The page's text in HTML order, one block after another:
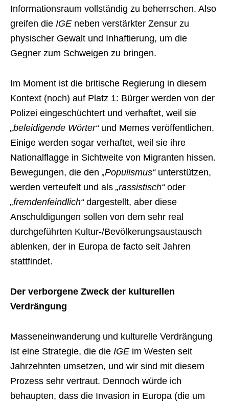
Informationsraum vollständig zu beherrschen. Also
greifen die IGE neben verstärkter Zensur zu
physischer Gewalt und Inhaftierung, um die
Gegner zum Schweigen zu bringen.
Im Moment ist die britische Regierung in diesem
Kontext (noch) auf Platz 1: Bürger werden von der
Polizei eingeschüchtert und verhaftet, weil sie
„beleidigende Wörter“und Memes veröffentlichen.
Einige werden sogar verhaftet, weil sie ihre
Nationalflagge in Sichtweite von Migranten hissen.
Bewegungen, die den „Populismus“unterstützen,
werden verteufelt und als „rassistisch“oder
„fremdenfeindlich“dargestellt, aber diese
Anschuldigungen sollen von dem sehr real
durchgeführten Kultur-/Bevölkerungsaustausch
ablenken, der in Europa de facto seit Jahren
stattfindet.
Der verborgene Zweck der kulturellen
Verdrängung
Masseneinwanderung und kulturelle Verdrängung
ist eine Strategie, die die IGE im Westen seit
Jahrzehnten umsetzen, und wir sind mit diesem
Prozess sehr vertraut. Dennoch würde ich
behaupten, dass die Invasion in Europa (die um